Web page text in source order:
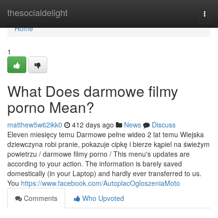
thesocialdelight
Home
Home
1
What Does darmowe filmy
porno Mean?
matthew5w62ikk0 412 days ago News
Discuss
Eleven miesięcy temu Darmowe pełne wideo 2 lat temu Wiejska
dziewczyna robi pranie, pokazuje cipkę i bierze kąpiel na świeżym
powietrzu / darmowe filmy porno / This menu's updates are
according to your action. The information is barely saved
domestically (in your Laptop) and hardly ever transferred to us.
You https://www.facebook.com/AutoplacOgloszeniaMoto
Comments
Who Upvoted